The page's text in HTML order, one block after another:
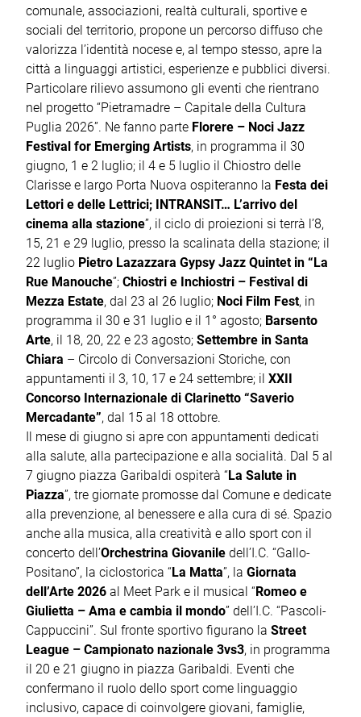
comunale, associazioni, realtà culturali, sportive e
sociali del territorio, propone un percorso diffuso che
valorizza l’identità nocese e, al tempo stesso, apre la
città a linguaggi artistici, esperienze e pubblici diversi.
Particolare rilievo assumono gli eventi che rientrano
nel progetto “Pietramadre – Capitale della Cultura
Puglia 2026”. Ne fanno parte Florere – Noci Jazz
Festival for Emerging Artists, in programma il 30
giugno, 1 e 2 luglio; il 4 e 5 luglio il Chiostro delle
Clarisse e largo Porta Nuova ospiteranno la Festa dei
Lettori e delle Lettrici; INTRANSIT… L’arrivo del
cinema alla stazione”, il ciclo di proiezioni si terrà l’8,
15, 21 e 29 luglio, presso la scalinata della stazione; il
22 luglio Pietro Lazazzara Gypsy Jazz Quintet in “La
Rue Manouche”; Chiostri e Inchiostri – Festival di
Mezza Estate, dal 23 al 26 luglio; Noci Film Fest, in
programma il 30 e 31 luglio e il 1° agosto; Barsento
Arte, il 18, 20, 22 e 23 agosto; Settembre in Santa
Chiara – Circolo di Conversazioni Storiche, con
appuntamenti il 3, 10, 17 e 24 settembre; il XXII
Concorso Internazionale di Clarinetto “Saverio
Mercadante”, dal 15 al 18 ottobre.
Il mese di giugno si apre con appuntamenti dedicati
alla salute, alla partecipazione e alla socialità. Dal 5 al
7 giugno piazza Garibaldi ospiterà “La Salute in
Piazza”, tre giornate promosse dal Comune e dedicate
alla prevenzione, al benessere e alla cura di sé. Spazio
anche alla musica, alla creatività e allo sport con il
concerto dell’Orchestrina Giovanile dell’I.C. “Gallo-
Positano”, la ciclostorica “La Matta”, la Giornata
dell’Arte 2026 al Meet Park e il musical “Romeo e
Giulietta – Ama e cambia il mondo” dell’I.C. “Pascoli-
Cappuccini”. Sul fronte sportivo figurano la Street
League – Campionato nazionale 3vs3, in programma
il 20 e 21 giugno in piazza Garibaldi. Eventi che
confermano il ruolo dello sport come linguaggio
inclusivo, capace di coinvolgere giovani, famiglie,